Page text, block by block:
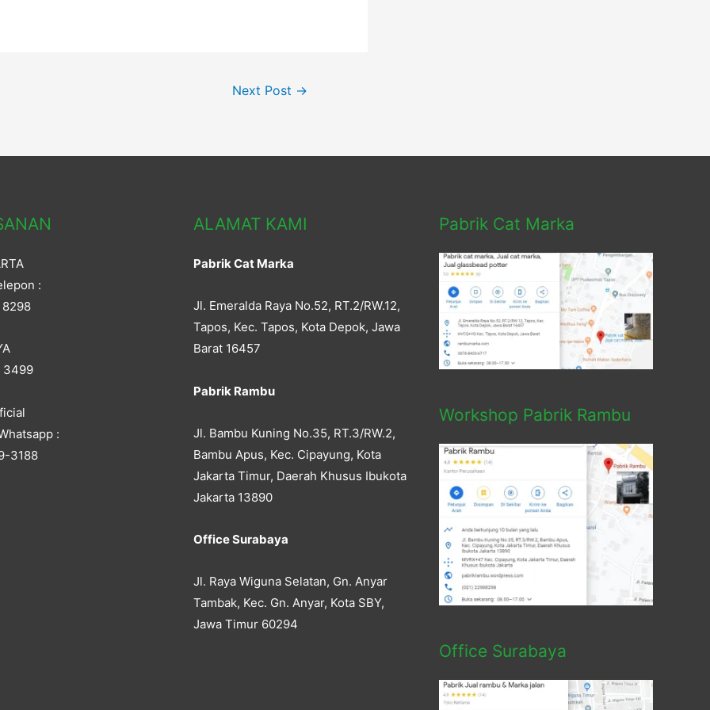
Next Post →
:
8298
3499
:
3188
ALAMAT KAMI
Pabrik Cat Marka
Jl. Emeralda Raya No.52, RT.2/RW.12,
Tapos, Kec. Tapos, Kota Depok, Jawa
Barat 16457
Pabrik Rambu
Jl. Bambu Kuning No.35, RT.3/RW.2,
Bambu Apus, Kec. Cipayung, Kota
Jakarta Timur, Daerah Khusus Ibukota
Jakarta 13890
Office Surabaya
Jl. Raya Wiguna Selatan, Gn. Anyar
Tambak, Kec. Gn. Anyar, Kota SBY,
Jawa Timur 60294
Pabrik Cat Marka
Workshop Pabrik Rambu
Office Surabaya